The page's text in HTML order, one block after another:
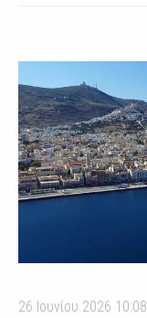
26 Ιουνίου 2026 10:08